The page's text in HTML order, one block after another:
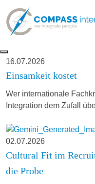
16.07.2026
Einsamkeit kostet
Wer internationale
Integration dem Zufall
02.07.2026
Cultural Fit im
die Probe